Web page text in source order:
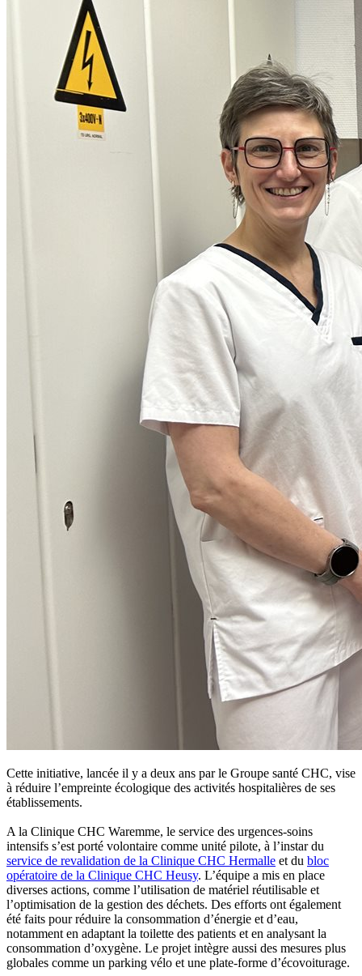
Cette initiative, lancée il y a deux ans par le Groupe santé CHC, vise
à réduire l’empreinte écologique des activités hospitalières de ses
établissements.
A la Clinique CHC Waremme, le service des urgences-soins
intensifs s’est porté volontaire comme unité pilote, à l’instar du
service de revalidation de la Clinique CHC Hermalle et du bloc
opératoire de la Clinique CHC Heusy. L’équipe a mis en place
diverses actions, comme l’utilisation de matériel réutilisable et
l’optimisation de la gestion des déchets. Des efforts ont également
été faits pour réduire la consommation d’énergie et d’eau,
notamment en adaptant la toilette des patients et en analysant la
consommation d’oxygène. Le projet intègre aussi des mesures plus
globales comme un parking vélo et une plate-forme d’écovoiturage.